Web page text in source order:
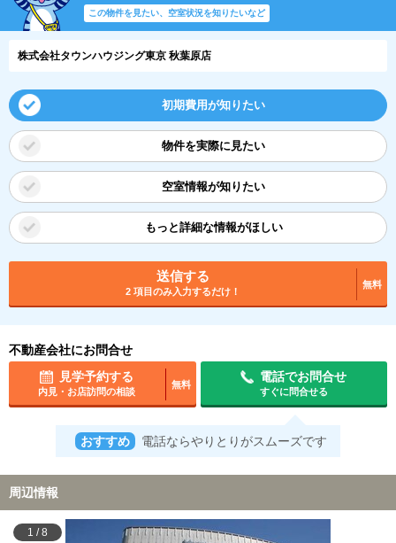
この物件を見たい、空室状況を知りたいなど
株式会社タウンハウジング東京 秋葉原店
初期費用が知りたい
物件を実際に見たい
空室情報が知りたい
もっと詳細な情報がほしい
送信する
2 項目のみ入力するだけ！
無料
不動産会社にお問合せ
見学予約する
内見・お店訪問の相談
無料
電話でお問合せ
すぐに問合せる
おすすめ 電話ならやりとりがスムーズです
周辺情報
1 /8